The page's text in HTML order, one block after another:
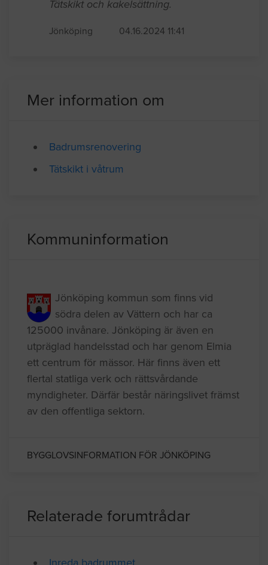
Badrumsrenovering
Mer information om
Kommuninformation
Jönköping kommun som finns vid
södra delen av Vättern och har ca
125000 invånare. Jönköping är även en
utpräglad handelsstad och har genom Elmia
ett centrum för mässor. Här finns även ett
av den offentliga sektorn.